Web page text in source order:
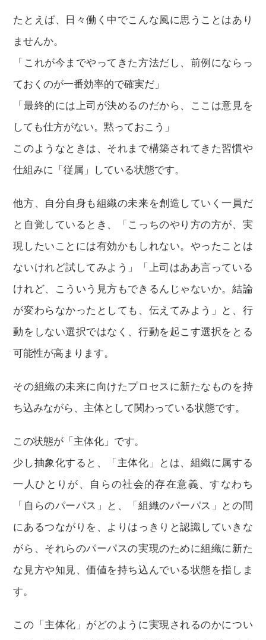
たとえば、日々働く中でこんな風に思うことはあり
ませんか。
「これが今までやってきた方法だし、前例にならっ
ておくのが一番効率的で確実だ」
「最終的には上司が決めるのだから、ここは意見を
しても仕方がない。黙っておこう」
このようなときは、それまで構築されてきた習慣や
仕組みに「従属」している状態です。
他方、自分自身も組織の未来を創造していく一員だ
と自覚しているとき、「こっちのやり方の方が、実
現したいことには有効かもしれない。やったことは
ないけれど試してみよう」「上司はああ言っている
けれど、こういう見方もできるんじゃないか。結論
が変わらなかったとしても、伝えてみよう」と、行
動をしない選択ではなく、行動を起こす選択をとる
可能性が高まります。
その組織の未来に向けたプロセスに新たなものを持
ち込みながら、主体として関わっている状態です。
この状態が「主体化」です。
少し抽象化すると、「主体化」とは、組織に属する
一人ひとりが、自らの社会的存在意義、すなわち
「自らのパーパス」と、「組織のパーパス」との間
にあるつながりを、よりはっきりと認識していきな
がら、それらのパーパスの実現のために組織に新た
な見方や知見、価値を持ち込んでいる状態を指しま
す。
この「主体化」がどのように実現されるのかについ